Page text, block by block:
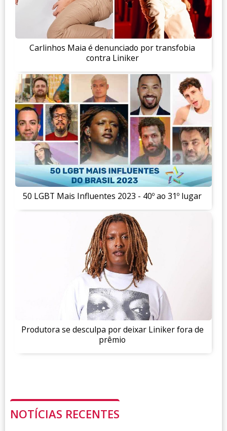
Carlinhos Maia é denunciado por transfobia
contra Liniker
50 LGBT Mais Influentes 2023 - 40º ao 31º lugar
Produtora se desculpa por deixar Liniker fora de
prêmio
NOTÍCIAS RECENTES